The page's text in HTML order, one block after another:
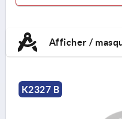
Afficher /
K2327 B